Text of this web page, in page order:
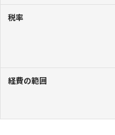
税率
経費の範囲